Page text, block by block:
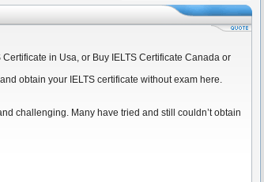
in Usa, or Buy IELTS Certificate Canada or
obtain your IELTS certificate without exam here.
challenging. Many have tried and still couldn’t obtain